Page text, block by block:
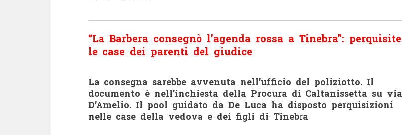
“La Barbera consegnò l’agenda rossa a Tinebra”: perquisite
le case dei parenti del giudice
La consegna sarebbe avvenuta nell’ufficio del poliziotto. Il
documento è nell’inchiesta della Procura di Caltanissetta su via
D’Amelio. Il pool guidato da De Luca ha disposto perquisizioni
nelle case della vedova e dei figli di Tinebra